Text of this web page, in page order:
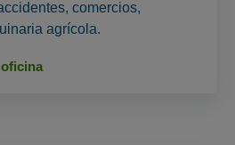
comercios,
agrícola.